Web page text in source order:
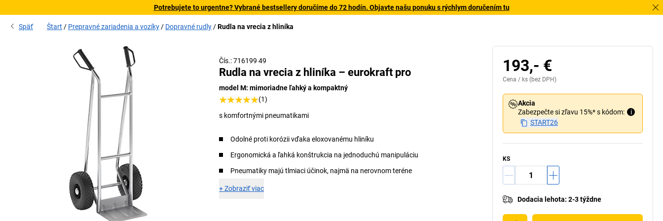
Potrebujete to urgentne? Vybrané bestsellery doručíme do 72 hodín. Objavte našu ponuku s rýchlym doručením tu
Späť Štart Prepravné zariadenia a vozíky Dopravné rudly Rudla na vrecia z hliníka
Čís.: 716199 49
Rudla na vrecia z hliníka – eurokraft pro
model M: mimoriadne ľahký a kompaktný
(1)
s komfortnými pneumatikami
Odolné proti korózii vďaka eloxovanému hliníku
Ergonomická a ľahká konštrukcia na jednoduchú manipuláciu
Pneumatiky majú tlmiaci účinok, najmä na nerovnom teréne
+Zobraziť viac
193,- €
Cena / ks (bez DPH)
Akcia
Zabezpečte si zľavu 15%* s kódom:
i
START26
KS
Dodacia lehota: 2-3 týždne